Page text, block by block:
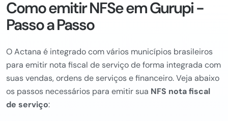
Como emitir NFSe em Gurupi -
Passo a Passo
O Actana é integrado com vários municípios brasileiros
para emitir nota fiscal de serviço de forma integrada com
suas vendas, ordens de serviços e financeiro. Veja abaixo
os passos necessários para emitir sua NFS nota fiscal
de serviço: